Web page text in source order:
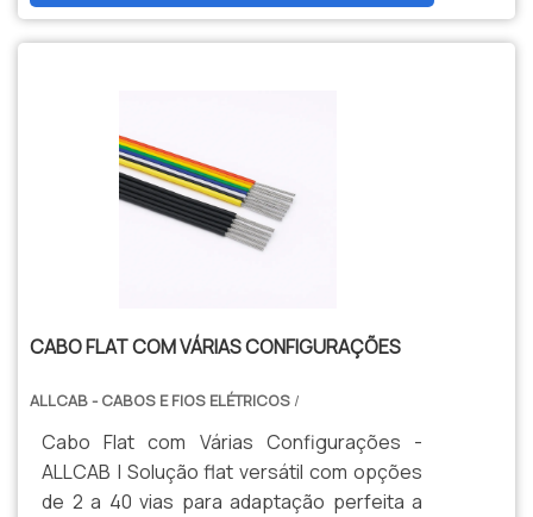
confiável de energia e sinais em sistemas
de automação, controle e eletrônicos
CABO FLAT COM VÁRIAS CONFIGURAÇÕES
ALLCAB - CABOS E FIOS ELÉTRICOS /
Cabo Flat com Várias Configurações -
ALLCAB | Solução flat versátil com opções
de 2 a 40 vias para adaptação perfeita a